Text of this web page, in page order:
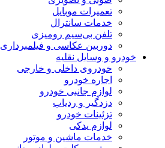
تعمیرات موبایل
خدمات سانترال
تلفن بی‌سیم رومیزی
دوربین عکاسی و فیلمبرداری
خودرو و وسایل نقلیه
خودروی داخلی و خارجی
اجاره خودرو
لوازم جانبی خودرو
دزدگیر و ردیاب
تزئینات خودرو
لوازم یدکی
خدمات ماشین و موتور